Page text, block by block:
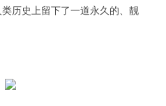
历史上留下了一道永久的、靓